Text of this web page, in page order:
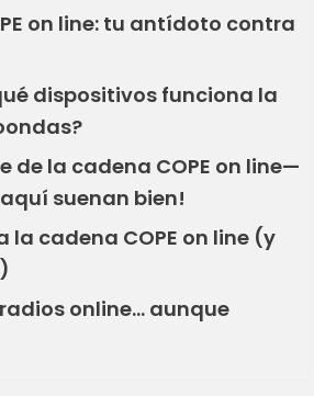
on line: tu antídoto contra
dispositivos funciona la
la cadena COPE on line—
suenan bien!
cadena COPE on line (y
online… aunque